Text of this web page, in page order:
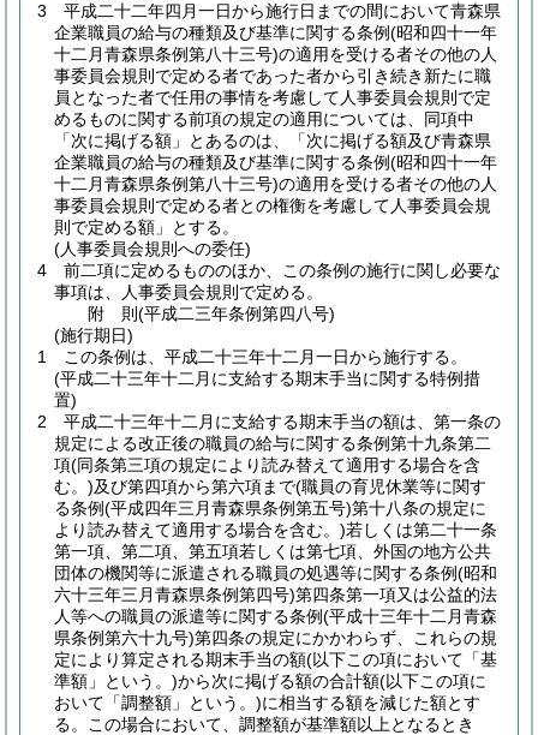
3
平成二十二年四月一日から施行日までの間において青森県
企業職員の給与の種類及び基準に関する条例(昭和四十一年
十二月青森県条例第八十三号)の適用を受ける者その他の人
事委員会規則で定める者であった者から引き続き新たに職
員となった者で任用の事情を考慮して人事委員会規則で定
めるものに関する前項の規定の適用については、同項中
「次に掲げる額」とあるのは、「次に掲げる額及び青森県
企業職員の給与の種類及び基準に関する条例(昭和四十一年
十二月青森県条例第八十三号)の適用を受ける者その他の人
事委員会規則で定める者との権衡を考慮して人事委員会規
則で定める額」とする。
(人事委員会規則への委任)
4
前二項に定めるもののほか、この条例の施行に関し必要な
事項は、人事委員会規則で定める。
附 則(平成二三年条例第四八号)
(施行期日)
1
この条例は、平成二十三年十二月一日から施行する。
(平成二十三年十二月に支給する期末手当に関する特例措
置)
2
平成二十三年十二月に支給する期末手当の額は、第一条の
規定による改正後の職員の給与に関する条例第十九条第二
項(同条第三項の規定により読み替えて適用する場合を含
む。)及び第四項から第六項まで(職員の育児休業等に関す
る条例(平成四年三月青森県条例第五号)第十八条の規定に
より読み替えて適用する場合を含む。)若しくは第二十一条
第一項、第二項、第五項若しくは第七項、外国の地方公共
団体の機関等に派遣される職員の処遇等に関する条例(昭和
六十三年三月青森県条例第四号)第四条第一項又は公益的法
人等への職員の派遣等に関する条例(平成十三年十二月青森
県条例第六十九号)第四条の規定にかかわらず、これらの規
定により算定される期末手当の額(以下この項において「基
準額」という。)から次に掲げる額の合計額(以下この項に
おいて「調整額」という。)に相当する額を減じた額とす
る。
この場合において、調整額が基準額以上となるとき